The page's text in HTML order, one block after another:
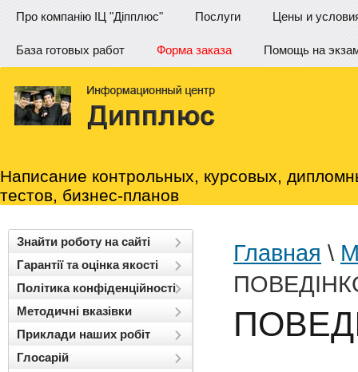
Про компанію ІЦ "Діпплюс" Послуги Цены и
База готовых работ Форма заказа Помощь на
Написание контрольных, курсовых,
тестов, бизнес-планов
Знайти роботу на сайті
Гарантії та оцінка якості
Політика конфіденційності
Методичні вказівки
Приклади наших робіт
Глосарій
Главная \